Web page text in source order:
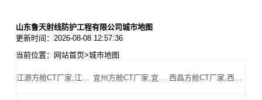
山东鲁天射线防护工程有限公司城市地图
更新时间：2026-08-08 12:57:36
当前位置：
网站首页>城市地图
江源方舱CT厂家,江源方舱式CT,江源CT方舱,江源方舱CT,江源医用CT方舱,江源移动方舱CT-江源医用CT方舱公司 宜州方舱CT厂家,宜州方舱式CT,宜州CT方舱,宜州方舱CT,宜州医用CT方舱,宜州移动方舱CT-宜州医用CT方舱公司 西昌方舱CT厂家,西昌方舱式CT,西昌CT方舱,西昌方舱CT,西昌医用CT方舱,西昌移动方舱CT-西昌医用CT方舱公司